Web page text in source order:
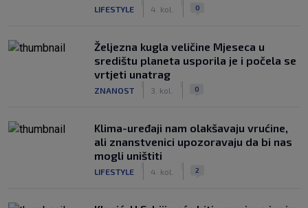
LIFESTYLE 4. kol. 0
Željezna kugla veličine Mjeseca u
središtu planeta usporila je i počela se
vrtjeti unatrag
ZNANOST 3. kol. 0
Klima-uređaji nam olakšavaju vrućine,
ali znanstvenici upozoravaju da bi nas
mogli uništiti
LIFESTYLE 4. kol. 2